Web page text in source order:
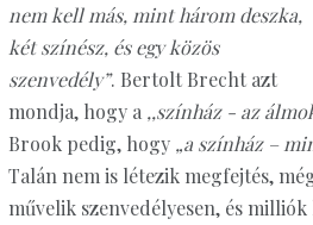
nem kell más, mint három deszka,
két színész, és egy közös
szenvedély”. Bertolt Brecht azt
mondja, hogy a ,,színház - az
Brook pedig, hogy „a színház –
Talán nem is létezik megfejtés,
művelik szenvedélyesen, és